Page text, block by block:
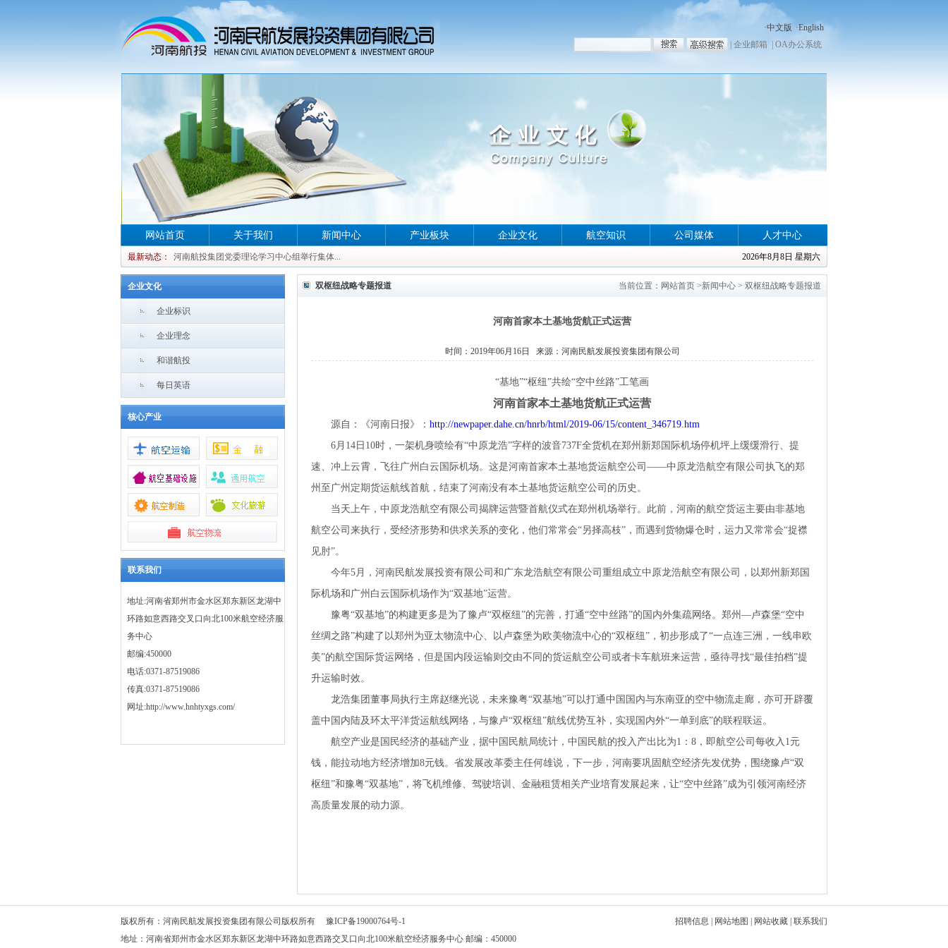
·中文版 ·English
企业邮箱 OA办公系统
网站首页
最新动态：
河南航投集团党委理论学习中心组举行集体...
河南航投集团党委理论学习中心组举行集体...
河南航投集团党委理论学习中心组举行集体...
河南航投集团党委理论学习中心组举行集体...
2026年8月8日 星期六
关于我们 新闻中心 产业板块 企业文化 航空知识 公司媒体 人才中心
企业文化
企业标识
企业理念
和谐航投
每日英语
核心产业
联系我们
地址:河南省郑州市金水区郑东新区龙湖中
环路如意西路交叉口向北100米航空经济服
务中心
邮编:450000
电话:0371-87519086
传真:0371-87519086
网址:http://www.hnhtyxgs.com/
双枢纽战略专题报道 当前位置： 网站首页 >新闻中心 > 双枢纽战略专题报道
河南首家本土基地货航正式运营
时间：2019年06月16日 来源： 河南民航发展投资集团有限公司
“基地”“枢纽”共绘“空中丝路”工笔画
河南首家本土基地货航正式运营
源自：《河南日报》： http://newpaper.dahe.cn/hnrb/html/2019-06/15/content_346719.htm
6月14日10时，一架机身喷绘有“中原龙浩”字样的波音737F全货机在郑州新郑国际机场停机坪上缓缓滑行、提
速、冲上云霄，飞往广州白云国际机场。这是河南首家本土基地货运航空公司——中原龙浩航空有限公司执飞的郑
州至广州定期货运航线首航，结束了河南没有本土基地货运航空公司的历史。
当天上午，中原龙浩航空有限公司揭牌运营暨首航仪式在郑州机场举行。此前，河南的航空货运主要由非基地
航空公司来执行，受经济形势和供求关系的变化，他们常常会“另择高枝”，而遇到货物爆仓时，运力又常常会“捉襟
见肘”。
今年5月，河南民航发展投资有限公司和广东龙浩航空有限公司重组成立中原龙浩航空有限公司，以郑州新郑国
际机场和广州白云国际机场作为“双基地”运营。
豫粤“双基地”的构建更多是为了豫卢“双枢纽”的完善，打通“空中丝路”的国内外集疏网络。郑州—卢森堡“空中
丝绸之路”构建了以郑州为亚太物流中心、以卢森堡为欧美物流中心的“双枢纽”，初步形成了“一点连三洲，一线串欧
美”的航空国际货运网络，但是国内段运输则交由不同的货运航空公司或者卡车航班来运营，亟待寻找“最佳拍档”提
升运输时效。
龙浩集团董事局执行主席赵继光说，未来豫粤“双基地”可以打通中国国内与东南亚的空中物流走廊，亦可开辟覆
盖中国内陆及环太平洋货运航线网络，与豫卢“双枢纽”航线优势互补，实现国内外“一单到底”的联程联运。
航空产业是国民经济的基础产业，据中国民航局统计，中国民航的投入产出比为1：8，即航空公司每收入1元
钱，能拉动地方经济增加8元钱。省发展改革委主任何雄说，下一步，河南要巩固航空经济先发优势，围绕豫卢“双
枢纽”和豫粤“双基地”，将飞机维修、驾驶培训、金融租赁相关产业培育发展起来，让“空中丝路”成为引领河南经济
高质量发展的动力源。
版权所有：河南民航发展投资集团有限公司版权所有 豫ICP备19000764号-1 招聘信息 网站地图 网站收藏 联系我们
地址：河南省郑州市金水区郑东新区龙湖中环路如意西路交叉口向北100米航空经济服务中心 邮编：450000